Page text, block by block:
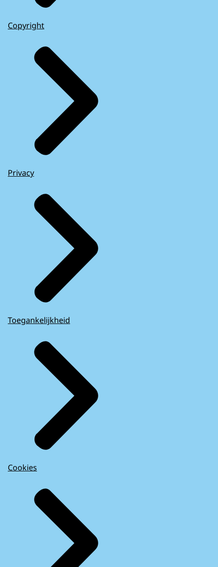
Copyright
Privacy
Toegankelijkheid
Cookies